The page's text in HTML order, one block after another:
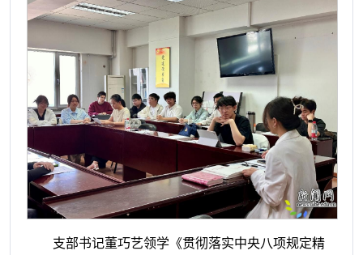
支部书记董巧艺领学《贯彻落实中央八项规定精